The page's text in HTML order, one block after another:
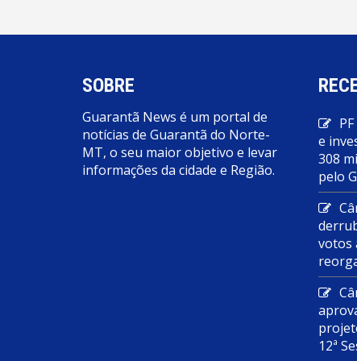
SOBRE
Guarantã News é um portal de
notícias de Guarantã do Norte-
MT, o seu maior objetivo e levar
informações da cidade e Região.
e
308
pelo
votos
12ª